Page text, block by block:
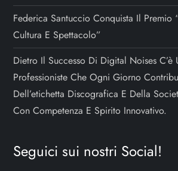
Federica Santuccio Conquista Il Premio
Cultura E Spettacolo”
Dietro Il Successo Di Digital Noises C’è
Professioniste Che Ogni Giorno
Dell’etichetta Discografica E Della
Con Competenza E Spirito Innovativo.
Seguici sui nostri Social!